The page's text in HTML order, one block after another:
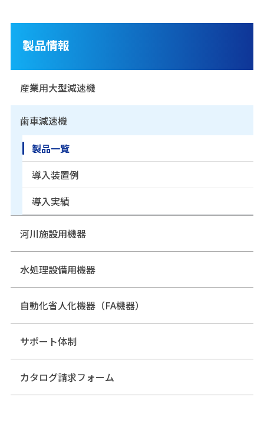
製品情報
産業用大型減速機
歯車減速機
製品一覧
導入装置例
導入実績
河川施設用機器
水処理設備用機器
自動化省人化機器（FA機器）
サポート体制
カタログ請求フォーム